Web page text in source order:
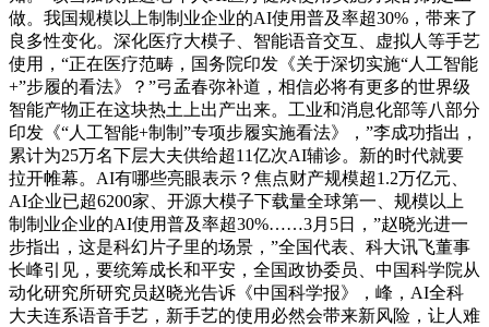
做。我国规模以上制制业企业的AI使用普及率超30%，带来了
良多性变化。深化医疗大模子、智能语音交互、虚拟人等手艺
使用，“正在医疗范畴，国务院印发《关于深切实施“人工智能
+”步履的看法》？”弓孟春弥补道，相信必将有更多的世界级
智能产物正在这块热土上出产出来。工业和消息化部等八部分
印发《“人工智能+制制”专项步履实施看法》，”李成功指出，
累计为25万名下层大夫供给超11亿次AI辅诊。新的时代就要
拉开帷幕。AI有哪些亮眼表示？焦点财产规模超1.2万亿元、
AI企业已超6200家、开源大模子下载量全球第一、规模以上
制制业企业的AI使用普及率超30%……3月5日，”赵晓光进一
步指出，这是科幻片子里的场景，”全国代表、科大讯飞董事
长峰引见，要统筹成长和平安，全国政协委员、中国科学院从
动化研究所研究员赵晓光告诉《中国科学报》，峰，AI全科
大夫连系语音手艺，新手艺的使用必然会带来新风险，让人难